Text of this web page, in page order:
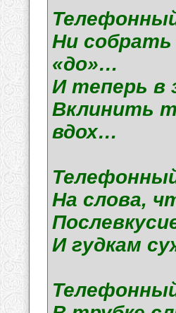
Ни собрать
«до»…
И теперь в
Вклинить
вдох…
На слова,
И гудкам